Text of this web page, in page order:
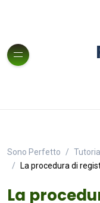
Sono Perfetto
Tutorial
La procedura di
La